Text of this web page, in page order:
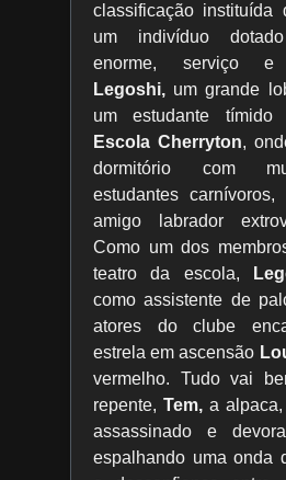
classificação instituída
um indivíduo
enorme, serviço e
Legoshi, um grande
um estudante
Escola Cherryton,
dormitório com
estudantes
amigo labrador
Como um dos
teatro da escola,
como assistente de
atores do clube
estrela em ascensão
vermelho. Tudo vai
repente, Tem, a
assassinado e
espalhando uma onda